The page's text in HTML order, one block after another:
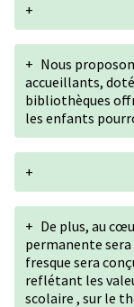
+
+ Nous
accueillants,
bibliothèques
les enfants
+
+ De plus, au
permanente
fresque sera
reflétant les
scolaire , sur le